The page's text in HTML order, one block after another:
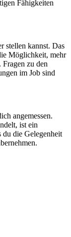
Fähigkeiten
stellen kannst. Das
Möglichkeit, mehr
Fragen zu den
im Job sind
angemessen.
ist ein
du die Gelegenheit